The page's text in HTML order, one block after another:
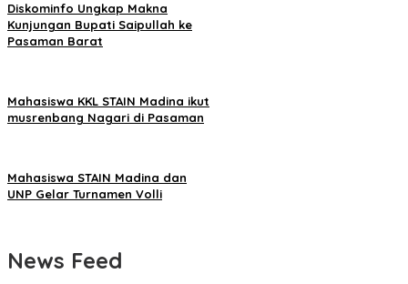
Diskominfo Ungkap Makna
Kunjungan Bupati Saipullah ke
Pasaman Barat
Mahasiswa KKL STAIN Madina ikut
musrenbang Nagari di Pasaman
Mahasiswa STAIN Madina dan
UNP Gelar Turnamen Volli
News Feed